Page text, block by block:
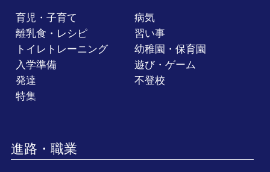
育児・子育て
病気
離乳食・レシピ
習い事
トイレトレーニング
幼稚園・保育園
入学準備
遊び・ゲーム
発達
不登校
特集
進路・職業